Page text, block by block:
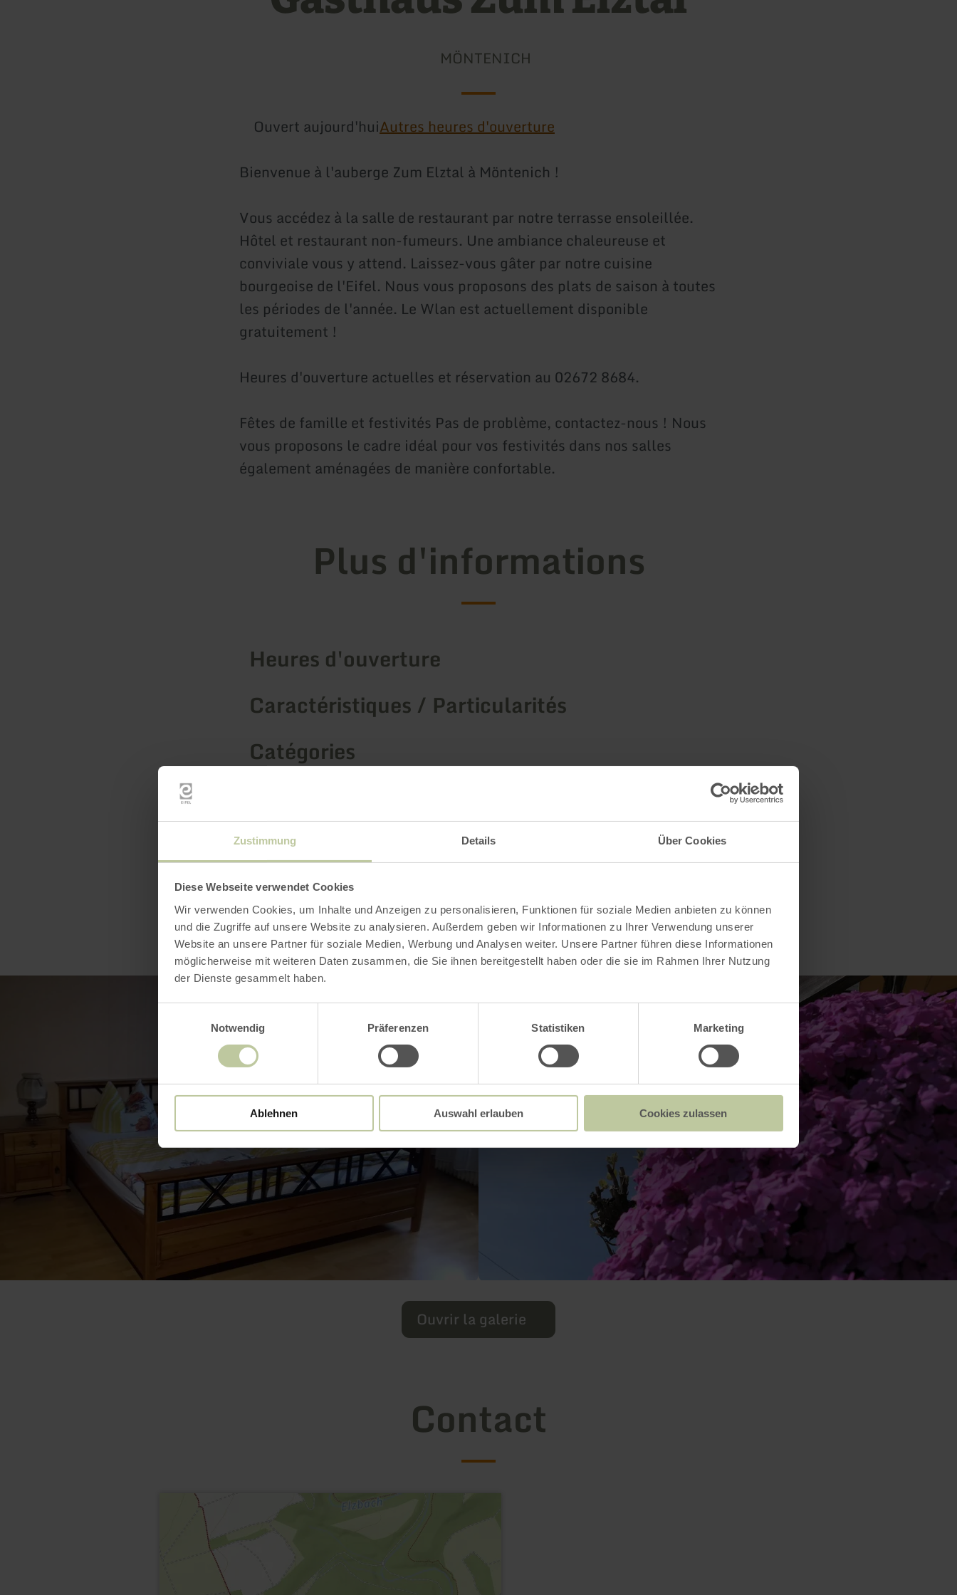
Zustimmung Details Über Cookies
Diese Webseite verwendet Cookies
Wir verwenden Cookies, um Inhalte und Anzeigen zu personalisieren, Funktionen für soziale Medien anbieten zu können
und die Zugriffe auf unsere Website zu analysieren. Außerdem geben wir Informationen zu Ihrer Verwendung unserer
Website an unsere Partner für soziale Medien, Werbung und Analysen weiter. Unsere Partner führen diese Informationen
möglicherweise mit weiteren Daten zusammen, die Sie ihnen bereitgestellt haben oder die sie im Rahmen Ihrer Nutzung
der Dienste gesammelt haben.
Notwendig
Präferenzen Statistiken Marketing
Ablehnen Auswahl erlauben Cookies zulassen
MÖNTENICH
Ouvert aujourd'huiAutres heures d'ouverture
Bienvenue à l'auberge Zum Elztal à Möntenich !
Vous accédez à la salle de restaurant par notre terrasse ensoleillée.
Hôtel et restaurant non-fumeurs. Une ambiance chaleureuse et
conviviale vous y attend. Laissez-vous gâter par notre cuisine
bourgeoise de l'Eifel. Nous vous proposons des plats de saison à toutes
les périodes de l'année. Le Wlan est actuellement disponible
gratuitement !
Heures d'ouverture actuelles et réservation au 02672 8684.
Fêtes de famille et festivités Pas de problème, contactez-nous ! Nous
vous proposons le cadre idéal pour vos festivités dans nos salles
également aménagées de manière confortable.
Plus d'informations
Heures d'ouverture
Caractéristiques / Particularités
Catégories
Impressions
Ouvrir la galerie
Contact